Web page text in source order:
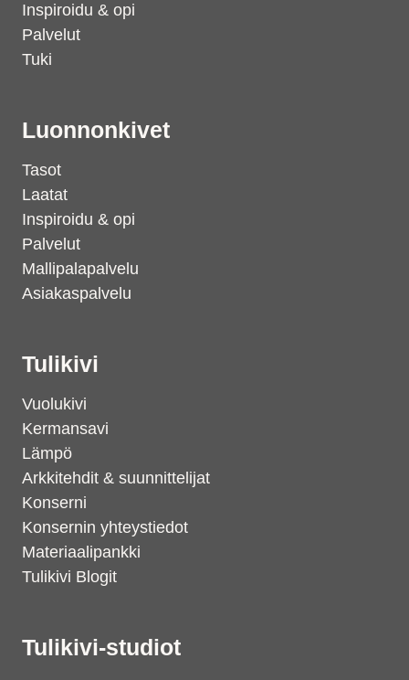
Inspiroidu & opi
Palvelut
Tuki
Luonnonkivet
Tasot
Laatat
Inspiroidu & opi
Palvelut
Mallipalapalvelu
Asiakaspalvelu
Tulikivi
Vuolukivi
Kermansavi
Lämpö
Arkkitehdit & suunnittelijat
Konserni
Konsernin yhteystiedot
Materiaalipankki
Tulikivi Blogit
Tulikivi-studiot